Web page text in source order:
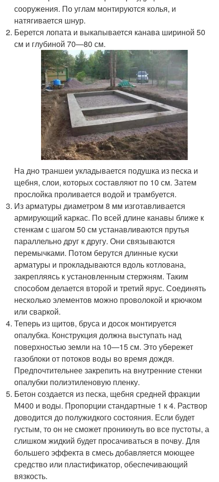
сооружения. По углам монтируются колья, и
натягивается шнур.
Берется лопата и выкапывается канава шириной 50
см и глубиной 70—80 см.
На дно траншеи укладывается подушка из песка и
щебня, слои, которых составляют по 10 см. Затем
прослойка проливается водой и трамбуется.
Из арматуры диаметром 8 мм изготавливается
армирующий каркас. По всей длине канавы ближе к
стенкам с шагом 50 см устанавливаются прутья
параллельно друг к другу. Они связываются
перемычками. Потом берутся длинные куски
арматуры и прокладываются вдоль котлована,
закрепляясь к установленным стержням. Таким
способом делается второй и третий ярус. Соединять
несколько элементов можно проволокой и крючком
или сваркой.
Теперь из щитов, бруса и досок монтируется
опалубка. Конструкция должна выступать над
поверхностью земли на 10—15 см. Это убережет
газоблоки от потоков воды во время дождя.
Предпочтительнее закрепить на внутренние стенки
опалубки полиэтиленовую пленку.
Бетон создается из песка, щебня средней фракции
М400 и воды. Пропорции стандартные 1 к 4. Раствор
доводится до полужидкого состояния. Если будет
густым, то он не сможет проникнуть во все пустоты, а
слишком жидкий будет просачиваться в почву. Для
большего эффекта в смесь добавляется моющее
средство или пластификатор, обеспечивающий
вязкость.